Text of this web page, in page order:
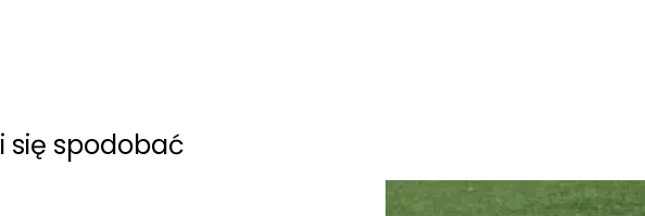
się spodobać